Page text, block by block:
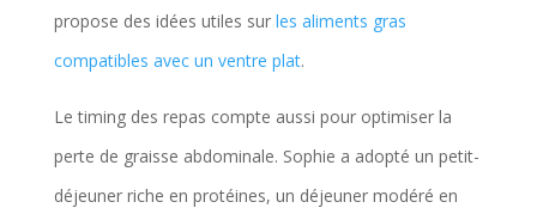
propose des idées utiles sur les aliments gras
compatibles avec un ventre plat.
Le timing des repas compte aussi pour optimiser la
perte de graisse abdominale. Sophie a adopté un petit-
déjeuner riche en protéines, un déjeuner modéré en